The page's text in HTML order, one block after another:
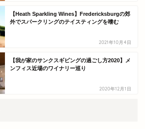
【Heath Sparkling Wines】Fredericksburgの郊
外でスパークリングのテイスティングを嗜む
2021年10月4日
【我が家のサンクスギビングの過ごし方2020】メ
ンフィス近場のワイナリー巡り
2020年12月1日